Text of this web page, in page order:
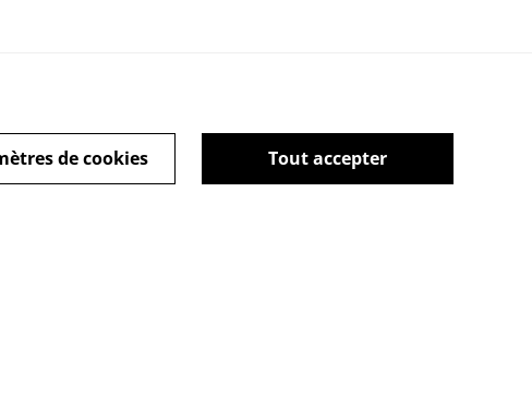
Copyright © Tous
Tout accepter
de cookies